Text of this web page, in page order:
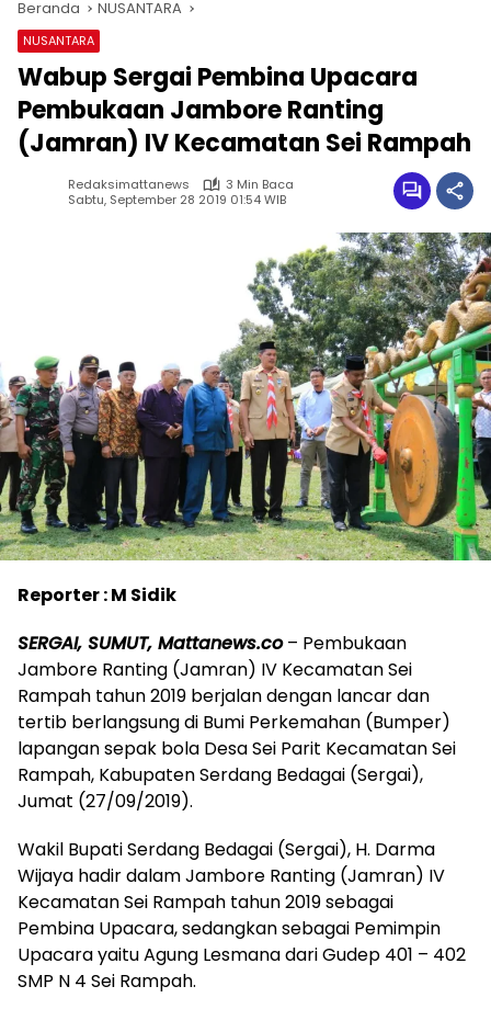
Beranda NUSANTARA
NUSANTARA
Wabup Sergai Pembina Upacara
Pembukaan Jambore Ranting
(Jamran) IV Kecamatan Sei Rampah
Redaksimattanews
3 Min Baca
Sabtu, September 28 2019 01:54 WIB
Reporter : M Sidik
SERGAI, SUMUT, Mattanews.co– Pembukaan
Jambore Ranting (Jamran) IV Kecamatan Sei
Rampah tahun 2019 berjalan dengan lancar dan
tertib berlangsung di Bumi Perkemahan (Bumper)
lapangan sepak bola Desa Sei Parit Kecamatan Sei
Rampah, Kabupaten Serdang Bedagai (Sergai),
Jumat (27/09/2019).
Wakil Bupati Serdang Bedagai (Sergai), H. Darma
Wijaya hadir dalam Jambore Ranting (Jamran) IV
Kecamatan Sei Rampah tahun 2019 sebagai
Pembina Upacara, sedangkan sebagai Pemimpin
Upacara yaitu Agung Lesmana dari Gudep 401 – 402
SMP N 4 Sei Rampah.